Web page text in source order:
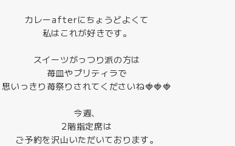
カレーafterにちょうどよくて
私はこれが好きです。
スイーツがっつり派の方は
苺皿やプリティラで
思いっきり苺祭りされてくださいね🍓🍓🍓
今週、
2階指定席は
ご予約を沢山いただいております。